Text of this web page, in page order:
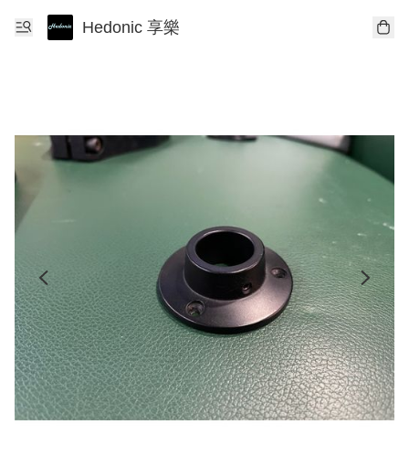
Hedonic 享樂